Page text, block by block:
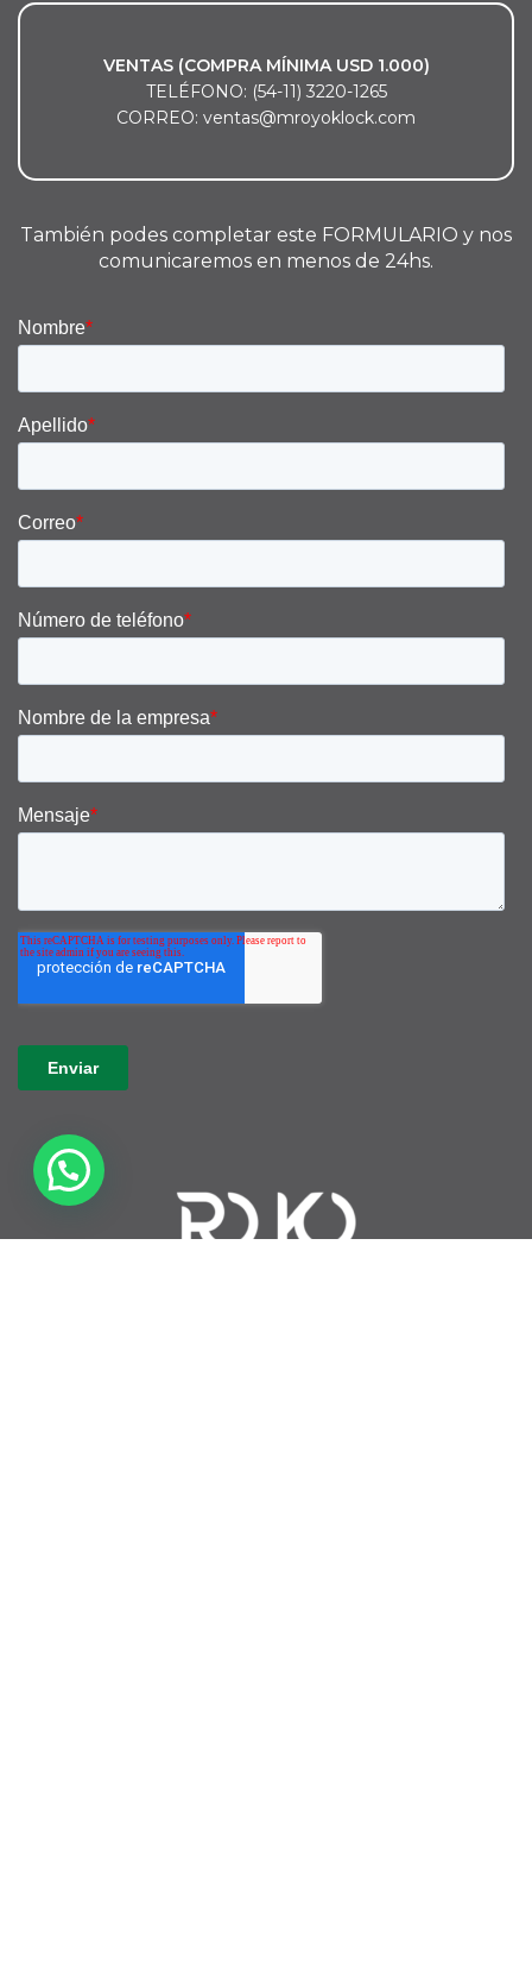
VENTAS (COMPRA MÍNIMA USD 1.000)
TELÉFONO: (54-11) 3220-1265
CORREO: ventas@mroyoklock.com
También podes completar este FORMULARIO y nos
comunicaremos en menos de 24hs.